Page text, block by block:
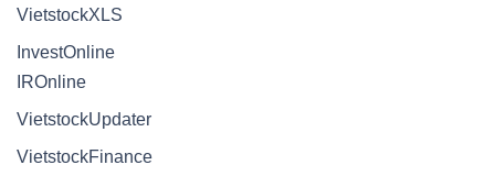
VietstockXLS
InvestOnline
IROnline
VietstockUpdater
VietstockFinance